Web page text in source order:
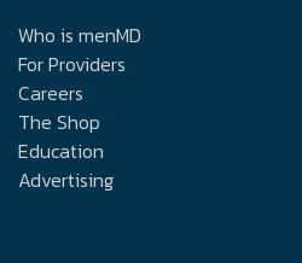
Who is menMD
For Providers
Careers
The Shop
Education
Advertising